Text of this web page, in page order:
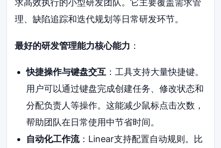
求高效执行的小型研发团队。它主要覆盖需求管
理、缺陷追踪和迭代规划等日常研发环节。
最好的研发管理能力核心能力 ：
快捷操作与键盘交互：工具支持大量快捷键。
用户可以通过键盘完成创建任务、修改状态和
分配负责人等操作。这能减少鼠标点击次数，
帮助团队在日常使用中节省时间。
自动化工作流：Linear支持配置自动规则。比